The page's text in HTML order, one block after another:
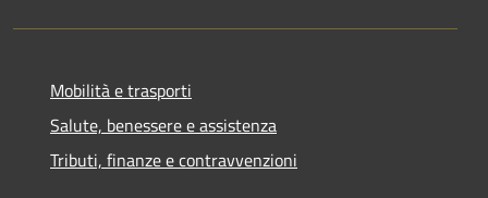
Mobilità e trasporti
Salute, benessere e assistenza
Tributi, finanze e contravvenzioni